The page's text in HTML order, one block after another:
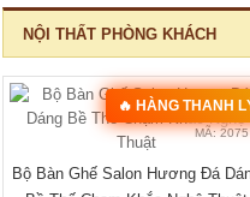
- -
Tủ Đựng Đồ Nhỏ Vân Sồi Hiện
Tối Giản Mới Giá Rẻ
4.320.000đ/Cái
4.200.000
🔥 TỦ BÁN